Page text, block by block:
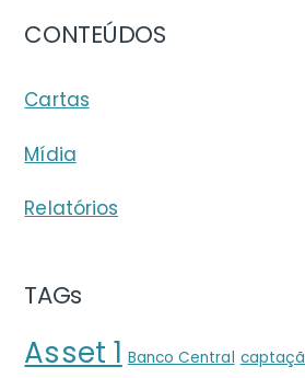
CONTEÚDOS
Cartas
Mídia
Relatórios
TAGs
Asset 1 Banco Central